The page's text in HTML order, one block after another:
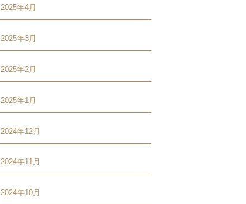
2025年4月
2025年3月
2025年2月
2025年1月
2024年12月
2024年11月
2024年10月